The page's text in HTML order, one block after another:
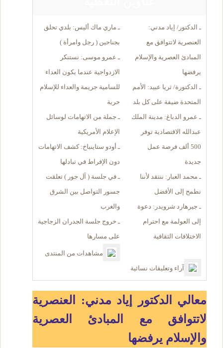
ـ الدكتور / إياد مدني:
العنصرية لاتتوافق مع
المبادئ العصرية والإسلام
يرفضها
ـ الدكتورة/ ثريا عبيد: الأمم
المتحدة ضيفة على كل بلد
ـ عمرو الدباغ: مدينة الملك
عبدالله الاقتصادية توفر
500 ألف فرصة عمل
جديدة
ـ محمد العبار: ننتقد لأننا
نطمح إلى الأفضل
ـ جيرهارد شرويدر: دعوة
إلى العولمة مع احترام
الاختلافات الثقافية
آراء وتعليقات نسائية
ـ ماري ماك أليس: بلدي تحلق
بجناحين ( رجل وامرأة )
ـ عمرو موسى: نستنكر
الازدواجية عندما يكون العداء
للسامية جريمة والعداء للإسلام
حرية
ـ جملة من الاتهامات لوسائل
الإعلام الأمريكية
ـ أودو ستاينباخ: كشف الاتهامات
دون الإفراط في تبادلها
ـ في جلسة ( آل جور ) تعلقت
جسور التواصل بين الشرق
والغرب
ـ خروج جلسة الجدران الزجاجية
على مسارها
مشاهدات من المنتدى
معالي الدكتور إياد مدني: العنصرية
لاتتوافق مع المبادئ العصرية
والإسلام يرفضها